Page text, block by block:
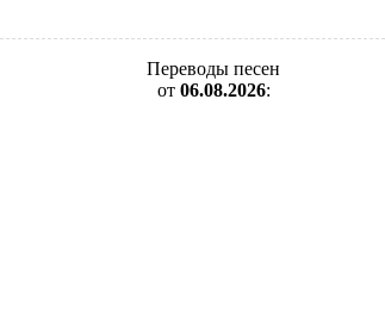
Переводы песен
от 06.08.2026: